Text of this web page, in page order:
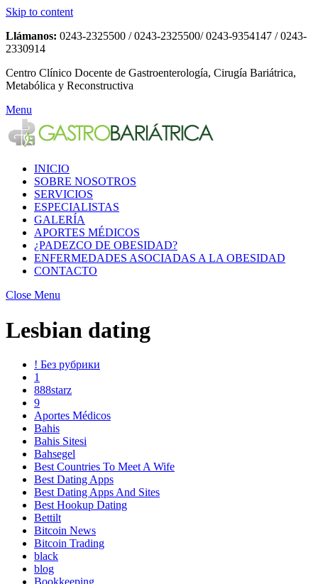
Skip to content
Llámanos: 0243-2325500 / 0243-2325500/ 0243-9354147 / 0243-
2330914
Centro Clínico Docente de Gastroenterología, Cirugía Bariátrica,
Metabólica y Reconstructiva
Menu
INICIO
SOBRE NOSOTROS
SERVICIOS
ESPECIALISTAS
GALERÍA
APORTES MÉDICOS
¿PADEZCO DE OBESIDAD?
ENFERMEDADES ASOCIADAS A LA OBESIDAD
CONTACTO
Close Menu
Lesbian dating
! Без рубрики
1
888starz
9
Aportes Médicos
Bahis
Bahis Sitesi
Bahsegel
Best Countries To Meet A Wife
Best Dating Apps
Best Dating Apps And Sites
Best Hookup Dating
Bettilt
Bitcoin News
Bitcoin Trading
black
blog